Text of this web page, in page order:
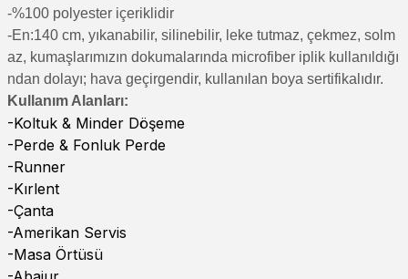
-%100 polyester içeriklidir
-En:140 cm, yıkanabilir, silinebilir, leke tutmaz, çekmez, solm
az, kumaşlarımızın dokumalarında microfiber iplik kullanıldığı
ndan dolayı; hava geçirgendir, kullanılan boya sertifikalıdır.
Kullanım Alanları:
-Koltuk & Minder Döşeme
-Perde & Fonluk Perde
-Runner
-Kırlent
-Çanta
-Amerikan Servis
-Masa Örtüsü